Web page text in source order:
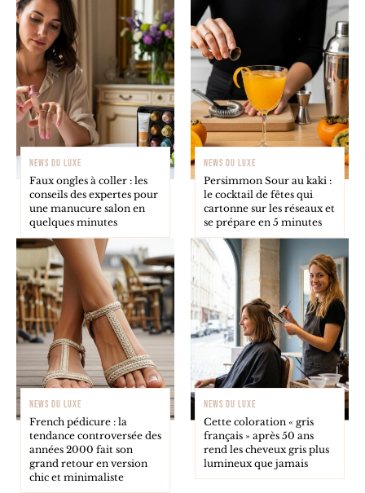
NEWS DU LUXE
Faux ongles à coller : les
conseils des expertes pour
une manucure salon en
quelques minutes
NEWS DU LUXE
Persimmon Sour au kaki :
le cocktail de fêtes qui
cartonne sur les réseaux et
se prépare en 5 minutes
NEWS DU LUXE
French pédicure : la
tendance controversée des
années 2000 fait son
grand retour en version
chic et minimaliste
NEWS DU LUXE
Cette coloration « gris
français » après 50 ans
rend les cheveux gris plus
lumineux que jamais